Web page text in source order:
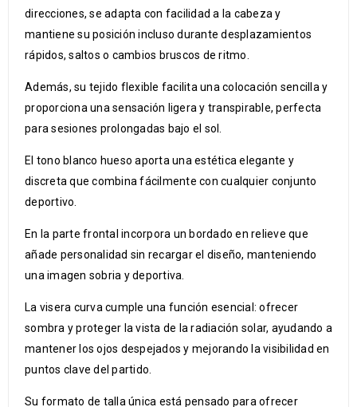
direcciones, se adapta con facilidad a la cabeza y
mantiene su posición incluso durante desplazamientos
rápidos, saltos o cambios bruscos de ritmo.
Además, su tejido flexible facilita una colocación sencilla y
proporciona una sensación ligera y transpirable, perfecta
para sesiones prolongadas bajo el sol.
El tono blanco hueso aporta una estética elegante y
discreta que combina fácilmente con cualquier conjunto
deportivo.
En la parte frontal incorpora un bordado en relieve que
añade personalidad sin recargar el diseño, manteniendo
una imagen sobria y deportiva.
La visera curva cumple una función esencial: ofrecer
sombra y proteger la vista de la radiación solar, ayudando a
mantener los ojos despejados y mejorando la visibilidad en
puntos clave del partido.
Su formato de talla única está pensado para ofrecer